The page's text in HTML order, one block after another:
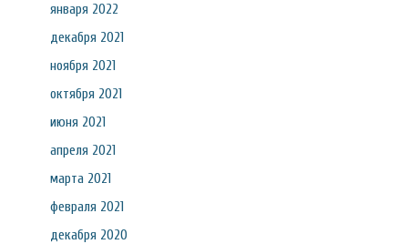
января 2022
декабря 2021
ноября 2021
октября 2021
июня 2021
апреля 2021
марта 2021
февраля 2021
декабря 2020